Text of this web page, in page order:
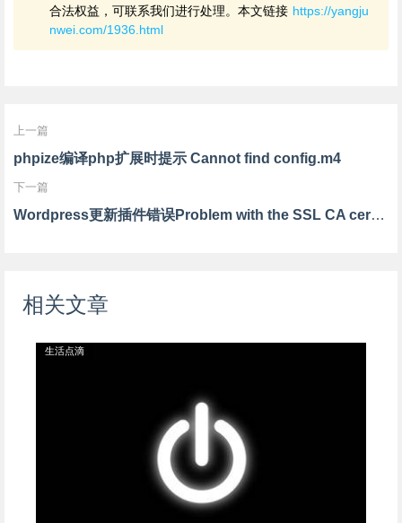
合法权益，可联系我们进行处理。本文链接 https://yangju
nwei.com/1936.html
上一篇
phpize编译php扩展时提示 Cannot find config.m4
下一篇
Wordpress更新插件错误Problem with the SSL CA cert (path? access rights?)
相关文章
生活点滴